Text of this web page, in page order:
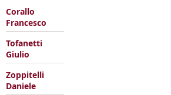
Corallo
Francesco
Tofanetti
Giulio
Zoppitelli
Daniele